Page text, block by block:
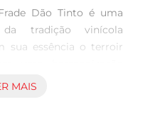
Dão Tinto é uma
da tradição vinícola
sua essência o terroir
este vinho é ideal
MAIS